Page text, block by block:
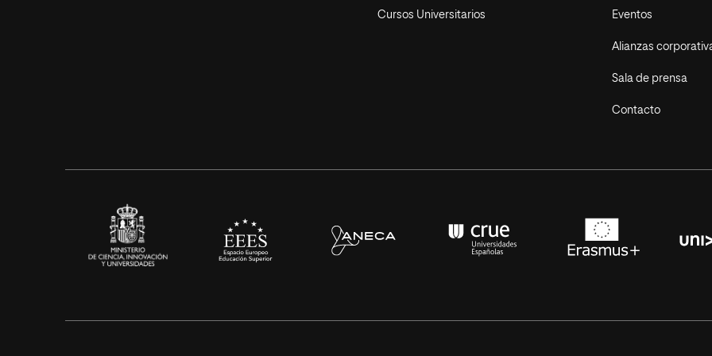
Cursos Universitarios Eventos
Alianzas
Sala de prensa
Contacto